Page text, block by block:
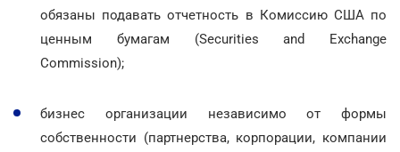
обязаны подавать отчетность в Комиссию США по
ценным бумагам (Securities and Exchange
Commission);
бизнес организации независимо от формы
собственности (партнерства, корпорации, компании